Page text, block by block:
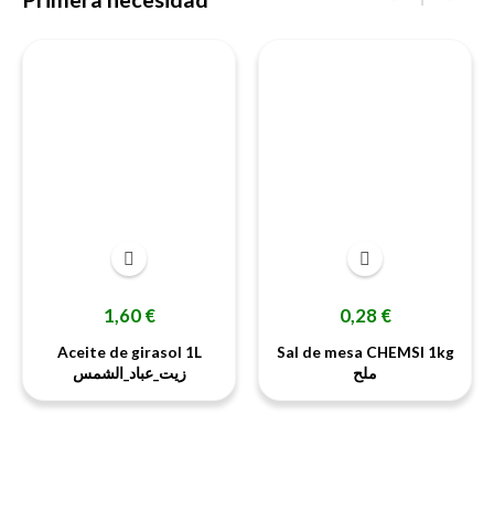
Precio
1,60 €
Aceite de girasol 1L
زيت_عباد_الشمس
Precio
0,28 €
Sal de mesa CHEMSI 1kg
ملح